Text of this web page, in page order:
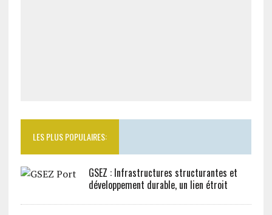
LES PLUS POPULAIRES:
GSEZ : Infrastructures structurantes et
développement durable, un lien étroit